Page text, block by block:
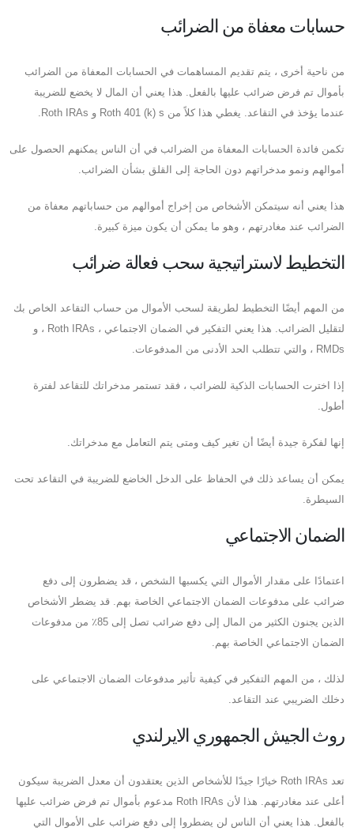
حسابات معفاة من الضرائب
من ناحية أخرى ، يتم تقديم المساهمات في الحسابات المعفاة من الضرائب
بأموال تم فرض ضرائب عليها بالفعل. هذا يعني أن المال لا يخضع للضريبة
عندما يؤخذ في التقاعد. يغطي هذا كلاً من Roth 401 (k) s و Roth IRAs.
تكمن فائدة الحسابات المعفاة من الضرائب في أن الناس يمكنهم الحصول على
أموالهم ونمو مدخراتهم دون الحاجة إلى القلق بشأن الضرائب.
هذا يعني أنه سيتمكن الأشخاص من إخراج أموالهم من حساباتهم معفاة من
الضرائب عند مغادرتهم ، وهو ما يمكن أن يكون ميزة كبيرة.
التخطيط لاستراتيجية سحب فعالة ضرائب
من المهم أيضًا التخطيط لطريقة لسحب الأموال من حساب التقاعد الخاص بك
لتقليل الضرائب. هذا يعني التفكير في الضمان الاجتماعي ، Roth IRAs ، و
RMDs ، والتي تتطلب الحد الأدنى من المدفوعات.
إذا اخترت الحسابات الذكية للضرائب ، فقد تستمر مدخراتك للتقاعد لفترة
أطول.
إنها لفكرة جيدة أيضًا أن تغير كيف ومتى يتم التعامل مع مدخراتك.
يمكن أن يساعد ذلك في الحفاظ على الدخل الخاضع للضريبة في التقاعد تحت
السيطرة.
الضمان الاجتماعي
اعتمادًا على مقدار الأموال التي يكسبها الشخص ، قد يضطرون إلى دفع
ضرائب على مدفوعات الضمان الاجتماعي الخاصة بهم. قد يضطر الأشخاص
الذين يجنون الكثير من المال إلى دفع ضرائب تصل إلى 85٪ من مدفوعات
الضمان الاجتماعي الخاصة بهم.
لذلك ، من المهم التفكير في كيفية تأثير مدفوعات الضمان الاجتماعي على
دخلك الضريبي عند التقاعد.
روث الجيش الجمهوري الايرلندي
تعد Roth IRAs خيارًا جيدًا للأشخاص الذين يعتقدون أن معدل الضريبة سيكون
أعلى عند مغادرتهم. هذا لأن Roth IRAs مدعوم بأموال تم فرض ضرائب عليها
بالفعل. هذا يعني أن الناس لن يضطروا إلى دفع ضرائب على الأموال التي